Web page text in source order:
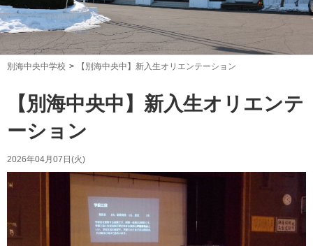
別海中央中学校 【別海中央中】新入生オリエンテーション
【別海中央中】新入生オリエンテ
ーション
2026年04月07日(火)